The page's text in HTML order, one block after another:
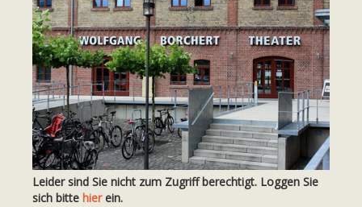
Leider sind Sie nicht zum Zugriff berechtigt. Loggen Sie
sich bitte hierein.